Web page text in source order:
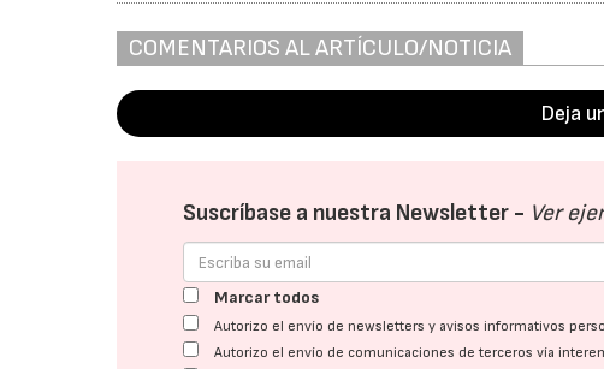
COMENTARIOS AL ARTÍCULO/NOTICIA
Deja
Suscríbase a nuestra Newsletter - Ver
Marcar todos
Autorizo el envío de newsletters y avisos informativos
Autorizo el envío de comunicaciones de terceros vía